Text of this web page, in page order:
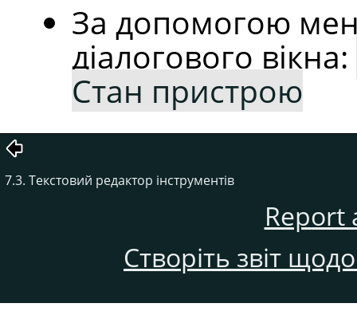
За допомогою
діалогового вікна:
Стан пристрою
7.3. Текстовий редактор інструментів
Report
Створіть звіт